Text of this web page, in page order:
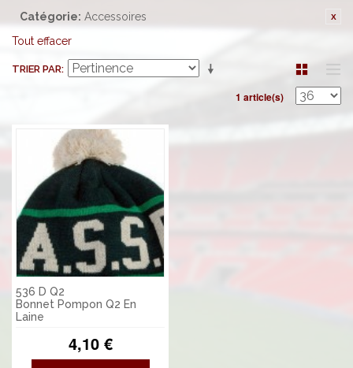
Catégorie: Accessoires
Tout effacer
TRIER PAR
1 article(s)
536 D Q2
Bonnet Pompon Q2 En
Laine
4,10 €